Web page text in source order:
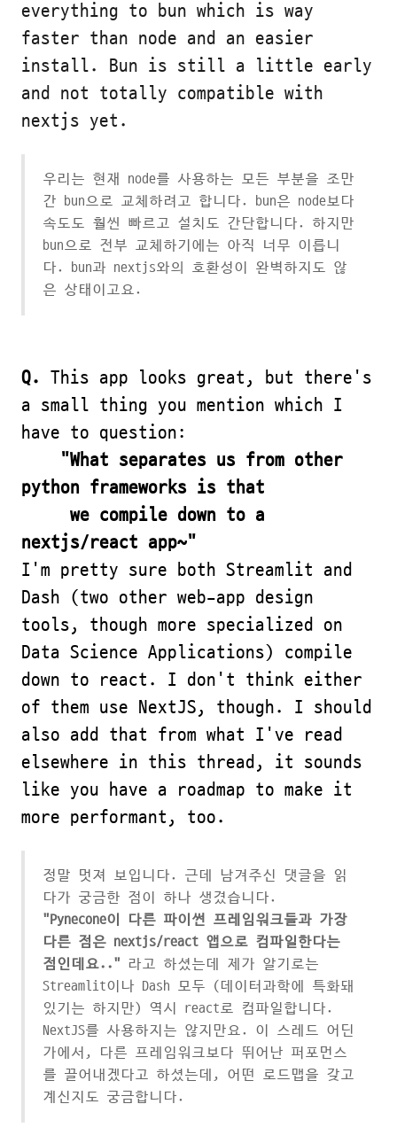
everything to bun which is way
faster than node and an easier
install. Bun is still a little early
and not totally compatible with
nextjs yet.
우리는 현재 node를 사용하는 모든 부분을 조만
간 bun으로 교체하려고 합니다. bun은 node보다
속도도 훨씬 빠르고 설치도 간단합니다. 하지만
bun으로 전부 교체하기에는 아직 너무 이릅니
다. bun과 nextjs와의 호환성이 완벽하지도 않
은 상태이고요.
Q.
This app looks great, but there's
a small thing you mention which I
have to question:
"What separates us from other
python frameworks is that
we compile down to a
nextjs/react app~"
I'm pretty sure both Streamlit and
Dash (two other web-app design
tools, though more specialized on
Data Science Applications) compile
down to react. I don't think either
of them use NextJS, though. I should
also add that from what I've read
elsewhere in this thread, it sounds
like you have a roadmap to make it
more performant, too.
정말 멋져 보입니다. 근데 남겨주신 댓글을 읽
다가 궁금한 점이 하나 생겼습니다.
"Pynecone이 다른 파이썬 프레임워크들과 가장
다른 점은 nextjs/react 앱으로 컴파일한다는
점인데요.." 라고 하셨는데 제가 알기로는
Streamlit이나 Dash 모두 (데이터과학에 특화돼
있기는 하지만) 역시 react로 컴파일합니다.
NextJS를 사용하지는 않지만요. 이 스레드 어딘
가에서, 다른 프레임워크보다 뛰어난 퍼포먼스
를 끌어내겠다고 하셨는데, 어떤 로드맵을 갖고
계신지도 궁금합니다.